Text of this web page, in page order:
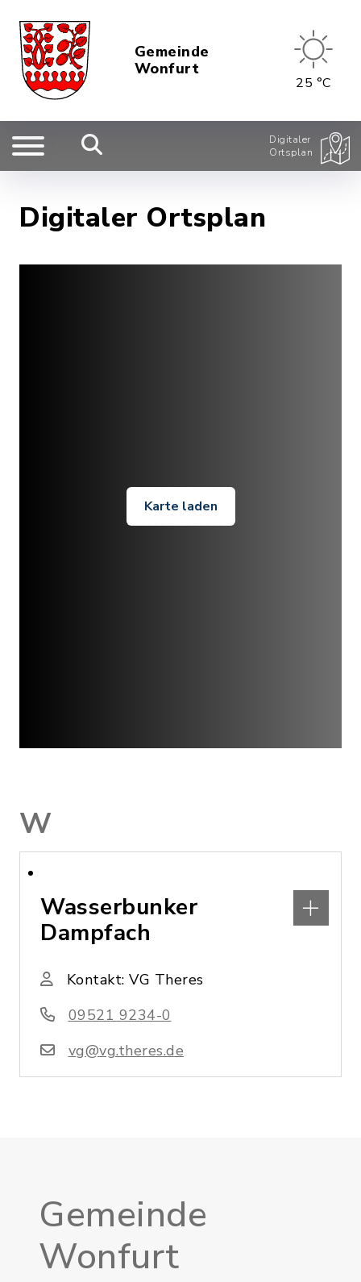
Gemeinde
Wonfurt
25 °C
Digitaler
Ortsplan
Digitaler Ortsplan
Karte laden
W
Wasserbunker
Dampfach
Kontakt: VG Theres
09521 9234-0
vg@vg.theres.de
Gemeinde
Wonfurt